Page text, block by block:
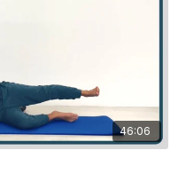
46:06